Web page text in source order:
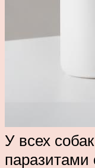
У всех
паразитами